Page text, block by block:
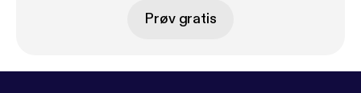
Prøv gratis